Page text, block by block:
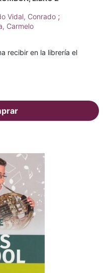
Vidal, Conrado ;
Carmelo
recibir en la librería el